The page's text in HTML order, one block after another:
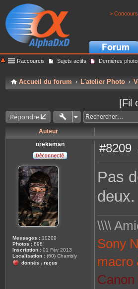
>
Raccourcis Sujets actifs Dernières
Accueil du forum L'atelier Photo
[Fil
Répondre
Auteur
orekaman
Messages : 10200
Photos : 898
Inscription : 01 Fév 2013
Localisation : (60) Chambly
donnés / reçus
#8209
Pas
deux.
\\\\
Sony
macro